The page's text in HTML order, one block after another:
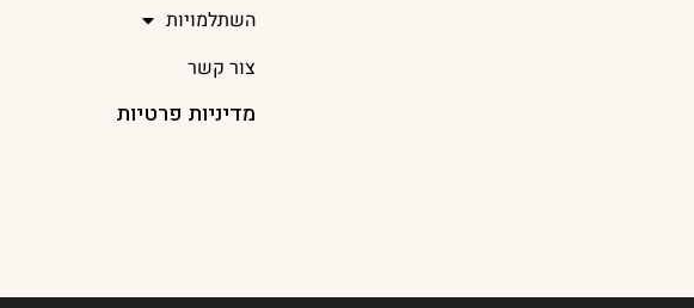
השתלמויות
צור קשר
מדיניות פרטיות